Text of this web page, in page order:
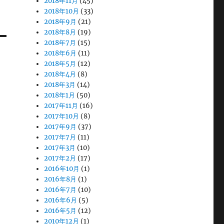
2018年10月 (33)
2018年9月 (21)
2018年8月 (19)
2018年7月 (15)
2018年6月 (11)
2018年5月 (12)
2018年4月 (8)
2018年3月 (14)
2018年1月 (50)
2017年11月 (16)
2017年10月 (8)
2017年9月 (37)
2017年7月 (11)
2017年3月 (10)
2017年2月 (17)
2016年10月 (1)
2016年8月 (1)
2016年7月 (10)
2016年6月 (5)
2016年5月 (12)
2010年12月 (1)